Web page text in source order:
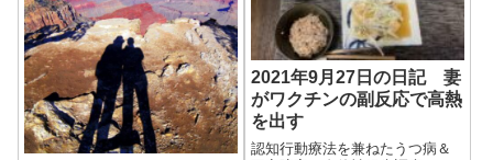
2021年9月27日の日記 妻
がワクチンの副反応で高熱
を出す
認知行動療法を兼ねたうつ病＆